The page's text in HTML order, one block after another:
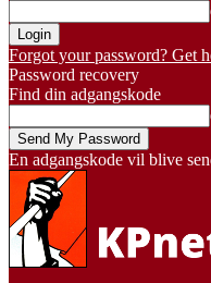
Forgot your password? Get
Password recovery
Find din adgangskode
En adgangskode vil blive